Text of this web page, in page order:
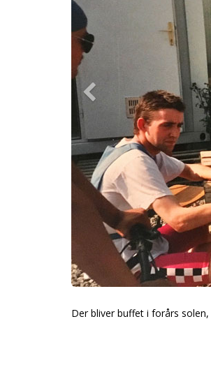
Der bliver buffet i forårs